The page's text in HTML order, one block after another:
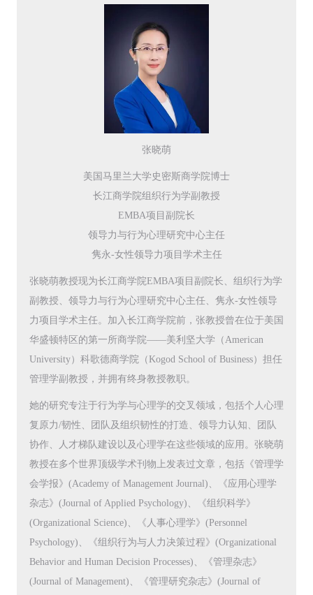
张晓萌
美国马里兰大学史密斯商学院博士
长江商学院组织行为学副教授
EMBA项目副院长
领导力与行为心理研究中心主任
隽永-女性领导力项目学术主任
张晓萌教授现为长江商学院EMBA项目副院长、组织行为学
副教授、领导力与行为心理研究中心主任、隽永-女性领导
力项目学术主任。加入长江商学院前，张教授曾在位于美国
华盛顿特区的第一所商学院——美利坚大学（American
University）科歌德商学院（Kogod School of Business）担任
管理学副教授，并拥有终身教授教职。
她的研究专注于行为学与心理学的交叉领域，包括个人心理
复原力/韧性、团队及组织韧性的打造、领导力认知、团队
协作、人才梯队建设以及心理学在这些领域的应用。张晓萌
教授在多个世界顶级学术刊物上发表过文章，包括《管理学
会学报》(Academy of Management Journal)、《应用心理学
杂志》(Journal of Applied Psychology)、《组织科学》
(Organizational Science)、《人事心理学》(Personnel
Psychology)、《组织行为与人力决策过程》(Organizational
Behavior and Human Decision Processes)、《管理杂志》
(Journal of Management)、《管理研究杂志》(Journal of